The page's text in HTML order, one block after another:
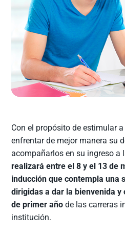
Con el propósito de estimular
enfrentar de mejor manera su
acompañarlos en su ingreso a
realizará entre el 8 y el 13 de
inducción que contempla una
dirigidas a dar la bienvenida
de primer año de las carreras
institución.